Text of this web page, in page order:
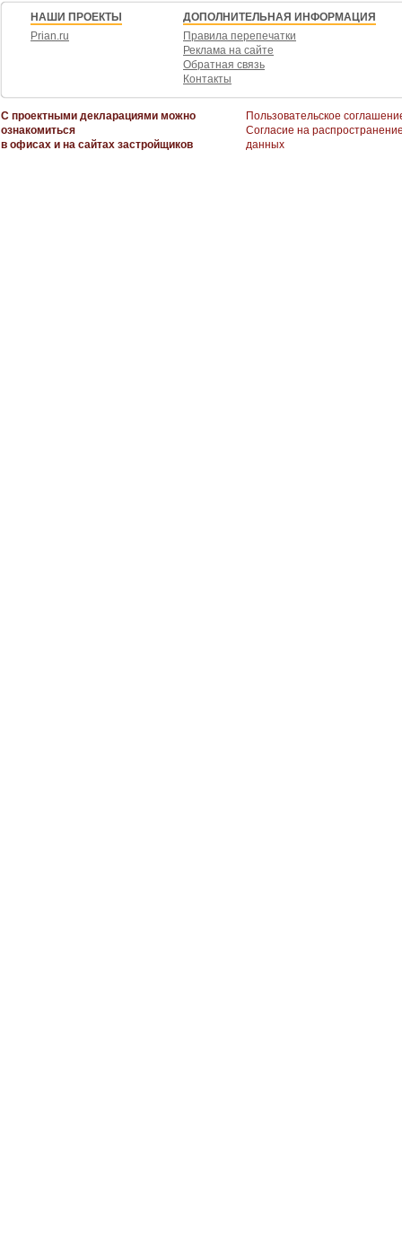
НАШИ ПРОЕКТЫ
Prian.ru
ДОПОЛНИТЕЛЬНАЯ ИНФОРМАЦИЯ
Правила перепечатки
Реклама на сайте
Обратная связь
Контакты
С проектными декларациями можно
ознакомиться
в офисах и на сайтах застройщиков
Пользовательское
Согласие на
данных